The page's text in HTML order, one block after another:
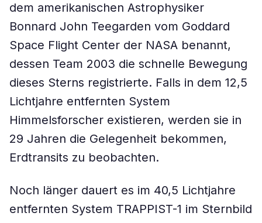
dem amerikanischen Astrophysiker
Bonnard John Teegarden vom Goddard
Space Flight Center der NASA benannt,
dessen Team 2003 die schnelle Bewegung
dieses Sterns registrierte. Falls in dem 12,5
Lichtjahre entfernten System
Himmelsforscher existieren, werden sie in
29 Jahren die Gelegenheit bekommen,
Erdtransits zu beobachten.
Noch länger dauert es im 40,5 Lichtjahre
entfernten System TRAPPIST-1 im Sternbild